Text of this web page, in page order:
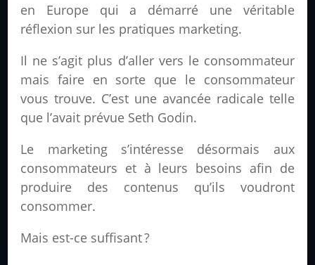
en Europe qui a démarré une véritable
réflexion sur les pratiques marketing.
Il ne s’agit plus d’aller vers le consommateur
mais faire en sorte que le consommateur
vous trouve. C’est une avancée radicale telle
que l’avait prévue Seth Godin.
Le marketing s’intéresse désormais aux
consommateurs et à leurs besoins afin de
produire des contenus qu’ils voudront
consommer.
Mais est-ce suffisant ?